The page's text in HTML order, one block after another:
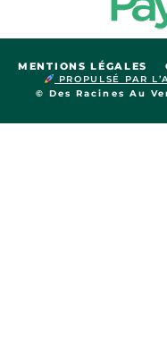
© Des Racines Au
PROPULSÉ PAR
MENTIONS LÉGALES